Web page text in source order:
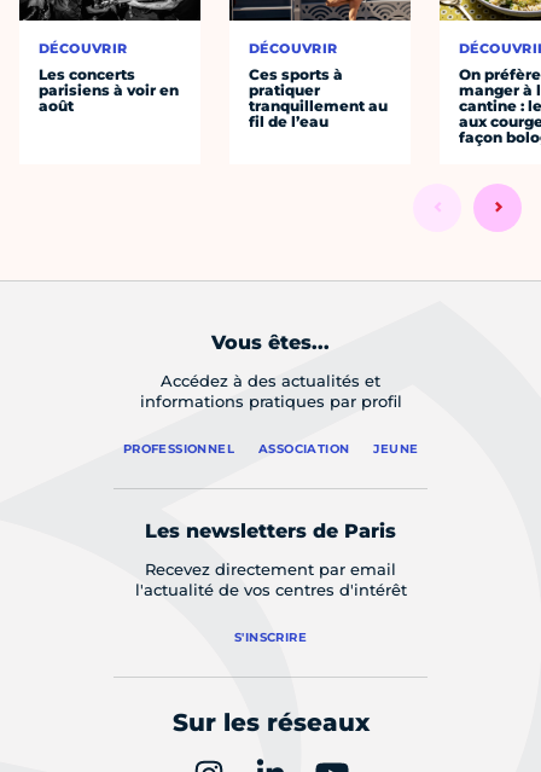
DÉCOUVRIR
Les concerts
parisiens à voir en
août
DÉCOUVRIR
Ces sports à
pratiquer
tranquillement au
fil de l’eau
On préfère
manger à
cantine :
aux
façon
Vous êtes...
Accédez à des actualités et
informations pratiques par profil
PROFESSIONNEL ASSOCIATION JEUNE
Les newsletters de Paris
Recevez directement par email
l'actualité de vos centres d'intérêt
S'INSCRIRE
Sur les réseaux